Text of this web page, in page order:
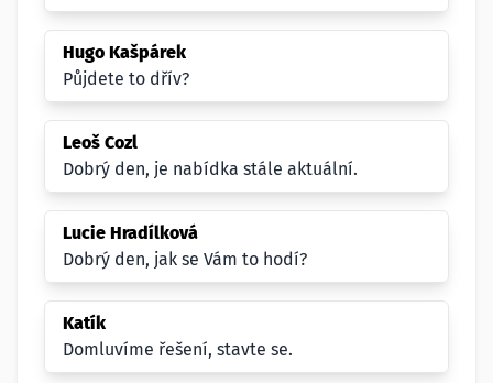
Hugo Kašpárek
Půjdete to dřív?
Leoš Cozl
Dobrý den, je nabídka stále aktuální.
Lucie Hradílková
Dobrý den, jak se Vám to hodí?
Katík
Domluvíme řešení, stavte se.